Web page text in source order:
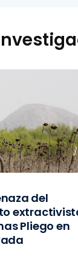
del
Pliego en